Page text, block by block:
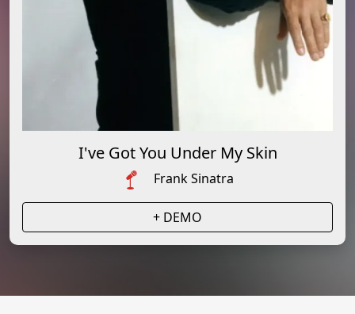
I've Got You Under My Skin
Frank Sinatra
+ DEMO